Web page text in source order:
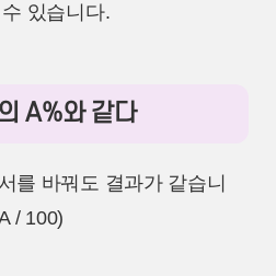
있습니다.
A%와 같다
를 바꿔도 결과가 같습니
/ 100)